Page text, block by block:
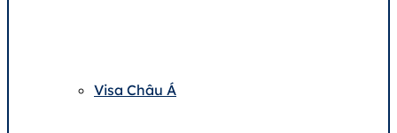
Visa Châu Á